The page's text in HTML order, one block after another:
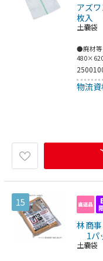
アズ
枚入 1
土嚢袋
●廃材等
品は事
物流
15
林商
1パ
土嚢袋